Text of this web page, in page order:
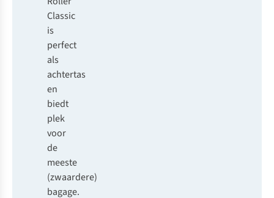
Classic
is
perfect
als
achtertas
en
biedt
plek
voor
de
meeste
(zwaardere)
bagage.